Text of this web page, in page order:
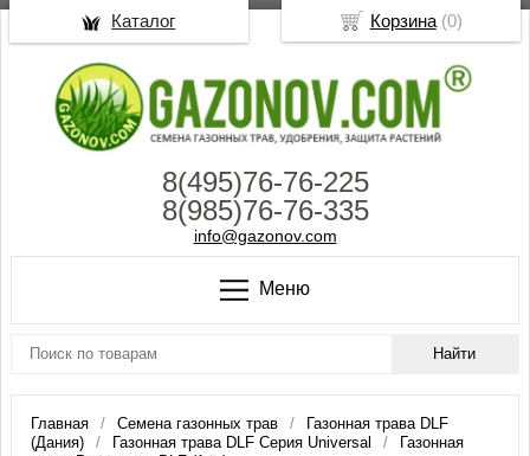
8(495)76-76-225
8(985)76-76-335
info@gazonov.com
Меню
Главная Семена газонных трав
Газонная трава DLF
(Дания)
Газонная трава DLF Серия Universal
Газонная
Корзина(0)
Каталог